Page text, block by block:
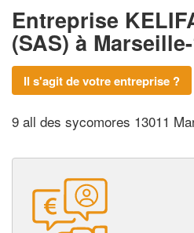
Entreprise
(SAS)à
Il s'agit de votre entreprise ?
9 all des sycomores 13011